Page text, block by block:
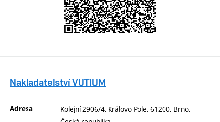
Nakladatelství VUTIUM
Adresa
Kolejní 2906/4, Královo Pole, 61200, Brno,